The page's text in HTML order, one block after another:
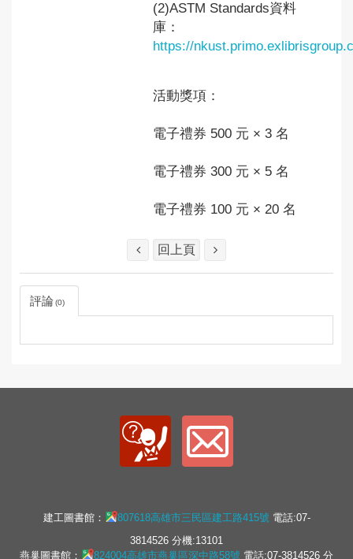
(2)ASTM Standards資料
庫：
https://
活動獎項：
電子禮券 500 元 × 3 名
電子禮券 300 元 × 5 名
電子禮券 100 元 × 20 名
回上頁
評論 0
建工圖書館： 807618高雄市三民區建工路415號電話:07-
3814526 分機:13101
燕巢圖書館：
824004高雄市燕巢區深中路58號 電話:07-3814526 分